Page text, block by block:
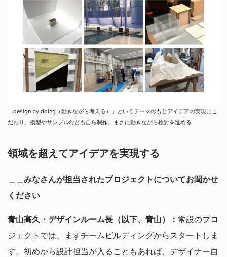
「design by doing（動きながら考える）」というテーマのもとアイデアの実現にこ
だわり、模型やサンプルなども自ら制作。まさに動きながら検討を進める
領域を超えてアイデアを実現する
＿＿みなさんが担当されたプロジェクトについてお聞かせ
ください
青山高久・デザインルーム長（以下、青山）： 常設のプロ
ジェクトでは、まずチームビルディングからスタートしま
す。初めから設計担当が入ることもあれば、デザイナー自